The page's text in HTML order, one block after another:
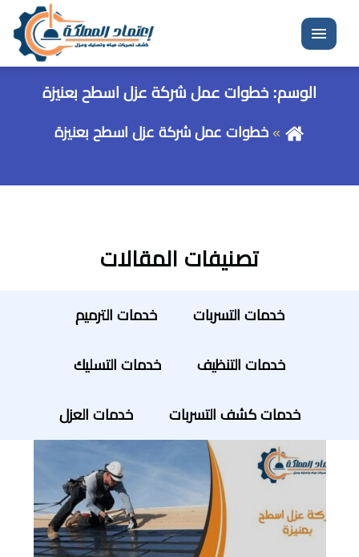
القائمة
الوسم: خطوات عمل شركة عزل اسطح بعنيزة
خطوات عمل شركة عزل اسطح بعنيزة
تصنيفات المقالات
خدمات التسربات خدمات الترميم
خدمات التنظيف خدمات التسليك
خدمات كشف التسربات خدمات العزل